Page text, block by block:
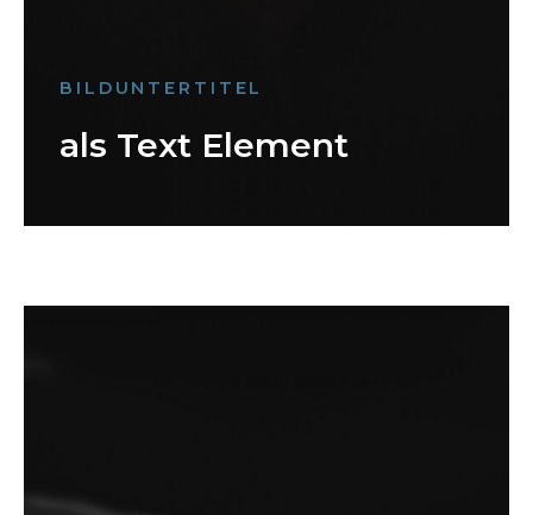
BILDUNTERTITEL
als Text Element